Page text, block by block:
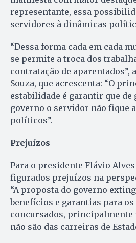
representante, essa
servidores à dinâmicas
“Dessa forma cada em cada
se permite a troca dos
contratação de aparentados”,
Souza, que acrescenta: “O
estabilidade é garantir que de
governo o servidor não fique
políticos”.
Prejuízos
Para o presidente Flávio Alves
figurados prejuízos na
“A proposta do governo
benefícios e garantias para os
concursados, principalmente
não são das carreiras de